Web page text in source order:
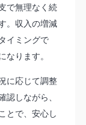
で無理なく続
。収入の増減
イミングで
ります。
に応じて調整
しながら、
とで、安心し